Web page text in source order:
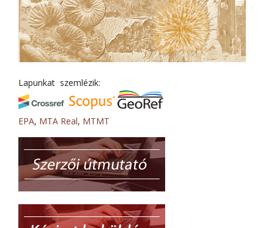
Lapunkat szemlézik:
EPA, MTA Real, MTMT